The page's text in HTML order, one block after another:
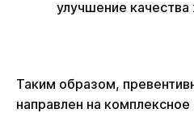
улучшение качества
Таким образом,
направлен на